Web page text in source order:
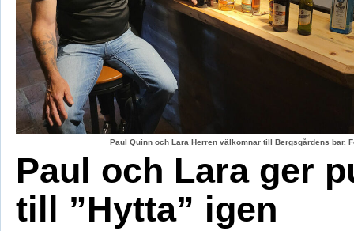
Paul Quinn och Lara Herren välkomnar till Bergsgårdens bar.
Paul och Lara ger
till ”Hytta” igen